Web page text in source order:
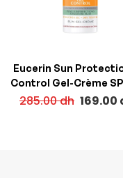
Eucerin Sun
Control Gel-Crème
50 ml
285.00dh 169.00